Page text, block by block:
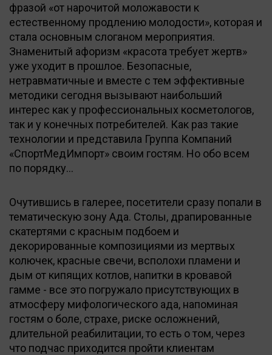
фразой «от нарочитой моложавости к
естественному продлению молодости», которая и
стала основным слоганом мероприятия.
Знаменитый афоризм «красота требует жертв»
уже уходит в прошлое. Безопасные,
нетравматичные и вместе с тем эффективные
методики сегодня вызывают наибольший
интерес как у профессиональных косметологов,
так и у конечных потребителей. Как раз такие
технологии и представила Группа Компаний
«СпортМедИмпорт» своим гостям. Но обо всем
по порядку…
Очутившись в галерее, посетители сразу попали в
тематическую зону Ада. Столы, драпированные
скатертями с красным подбоем и
декорированные композициями из мертвых
колючек, красные свечи, всполохи пламени и
дым от кипящих котлов, напитки в кровавой
гамме - все это погружало присутствующих в
атмосферу мифологического ада, напоминая
гостям о боле, страхе, риске осложнений,
длительной реабилитации, то есть о том, через
что подчас приходится пройти клиентам